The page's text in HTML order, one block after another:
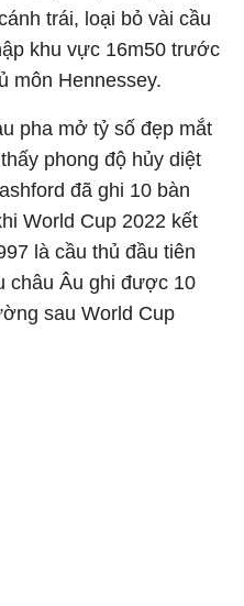
trái, loại bỏ vài cầu
khu vực 16m50 trước
môn Hennessey.
pha mở tỷ số đẹp mắt
phong độ hủy diệt
đã ghi 10 bàn
World Cup 2022 kết
là cầu thủ đầu tiên
châu Âu ghi được 10
sau World Cup